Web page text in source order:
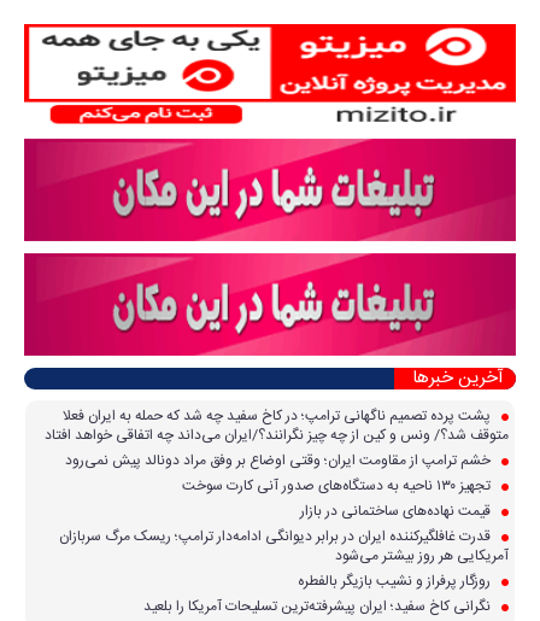
آخرین خبرها
پشت پرده تصمیم ناگهانی ترامپ؛ در کاخ سفید چه شد که حمله به ایران فعلا
متوقف شد؟/ ونس و کین از چه چیز نگرانند؟/ایران می‌داند چه اتفاقی خواهد افتاد
خشم ترامپ از مقاومت ایران؛ وقتی اوضاع بر وفق مراد دونالد پیش نمی‌رود
تجهیز ۱۳۰ ناحیه به دستگاه‌های صدور آنی کارت سوخت
قیمت نهاده‌های ساختمانی در بازار
قدرت غافلگیرکننده ایران در برابر دیوانگی ادامه‌دار ترامپ؛ ریسک مرگ سربازان
آمریکایی هر روز بیشتر می‌شود
روزگار پرفراز و نشیب بازیگر بالفطره
نگرانی کاخ سفید؛ ایران پیشرفته‌ترین تسلیحات آمریکا را بلعید